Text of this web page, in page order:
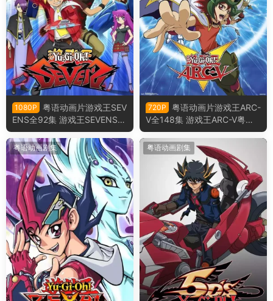
1080P
粤语动画片游戏王SEV
ENS全92集 游戏王SEVENS粤
语版
720P
粤语动画片游戏王ARC-
V全148集 游戏王ARC-V粤语
版
粤语动画剧集 粤语动画剧集